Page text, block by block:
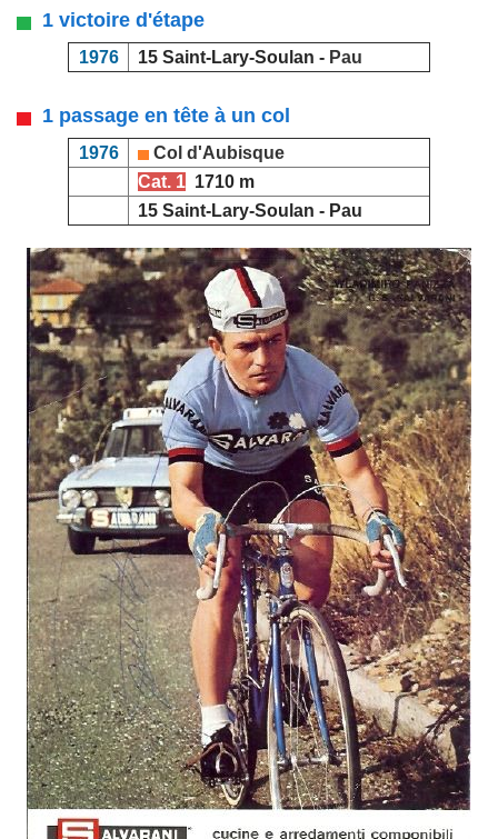
1 victoire d'étape
1976 15 Saint-Lary-Soulan - Pau
1 passage en tête à un col
1976
Col d'Aubisque
Cat. 1 1710 m
15 Saint-Lary-Soulan - Pau